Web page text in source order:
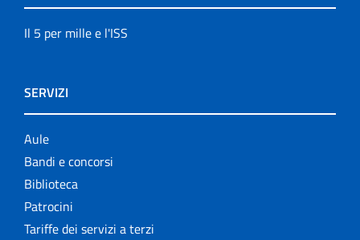
Il 5 per mille e l'ISS
SERVIZI
Aule
Bandi e concorsi
Biblioteca
Patrocini
Tariffe dei servizi a terzi